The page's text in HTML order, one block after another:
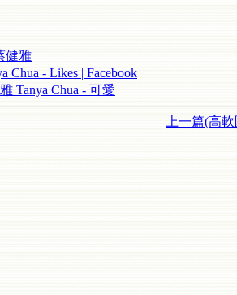
健雅
Chua - Likes | Facebook
Tanya Chua - 可愛
上一篇(高